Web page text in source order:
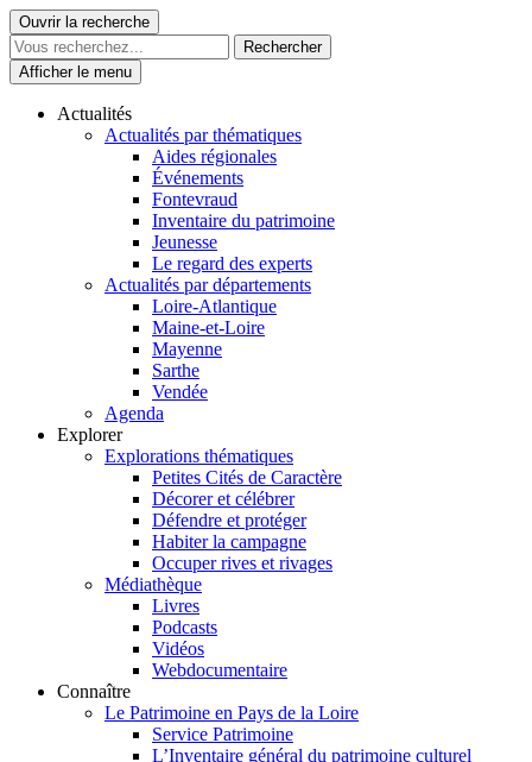
Skip
to
content
Le Patrimoine se vit ici
Ouvrir la recherche
Afficher le menu
Actualités
Actualités par thématiques
Aides régionales
Événements
Fontevraud
Inventaire du patrimoine
Jeunesse
Le regard des experts
Actualités par départements
Loire-Atlantique
Maine-et-Loire
Mayenne
Sarthe
Vendée
Agenda
Explorer
Explorations thématiques
Petites Cités de Caractère
Décorer et célébrer
Défendre et protéger
Habiter la campagne
Occuper rives et rivages
Médiathèque
Livres
Podcasts
Vidéos
Webdocumentaire
Connaître
Le Patrimoine en Pays de la Loire
Service Patrimoine
L’Inventaire général du patrimoine culturel